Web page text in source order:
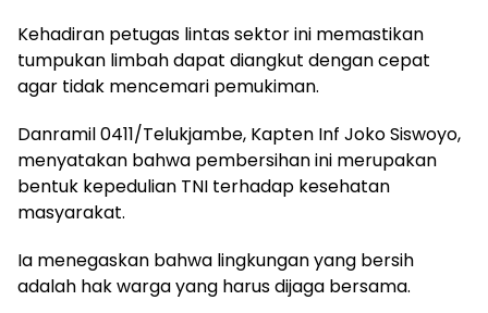
Kehadiran petugas lintas sektor ini memastikan
tumpukan limbah dapat diangkut dengan cepat
agar tidak mencemari pemukiman.
Danramil 0411/Telukjambe, Kapten Inf Joko Siswoyo,
menyatakan bahwa pembersihan ini merupakan
bentuk kepedulian TNI terhadap kesehatan
masyarakat.
Ia menegaskan bahwa lingkungan yang bersih
adalah hak warga yang harus dijaga bersama.